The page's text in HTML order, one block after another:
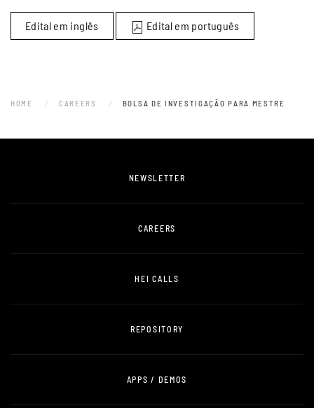
Edital em inglês Edital em português
HOME CAREERS BOLSA DE INVESTIGAÇÃO PARA MESTRE
NEWSLETTER
CAREERS
HEI CALLS
REPOSITORY
APPS / DEMOS